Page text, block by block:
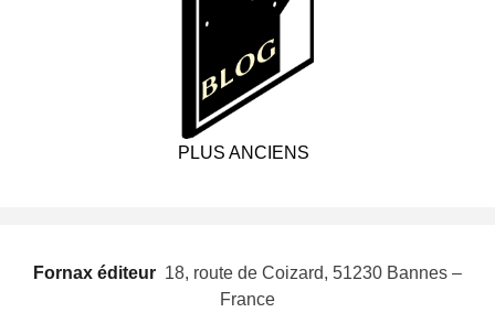
PLUS ANCIENS
Fornax éditeur  18, route de Coizard, 51230 Bannes –
France